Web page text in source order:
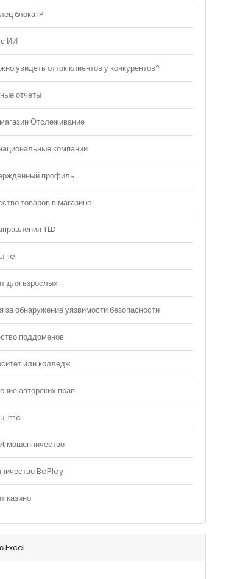
блока IP
ИИ
увидеть отток клиентов у конкурентов?
отчеты
Отслеживание
компании
профиль
товаров в магазине
TLD
.ie
для взрослых
за обнаружение уязвимости безопасности
поддоменов
или колледж
авторских прав
.mc
мошенничество
BePlay
казино
Excel